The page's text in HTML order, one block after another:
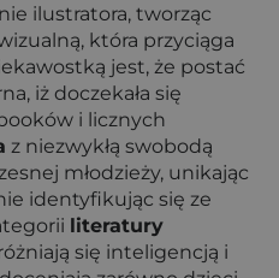
ilustratora, tworząc
która przyciąga
jest, że postać
iż doczekała się
i licznych
z niezwykłą swobodą
młodzieży, unikając
identyfikując się ze
literatury
się inteligencją i